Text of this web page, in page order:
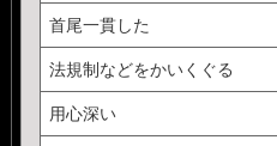
首尾一貫した
法規制などをかいくぐる
用心深い